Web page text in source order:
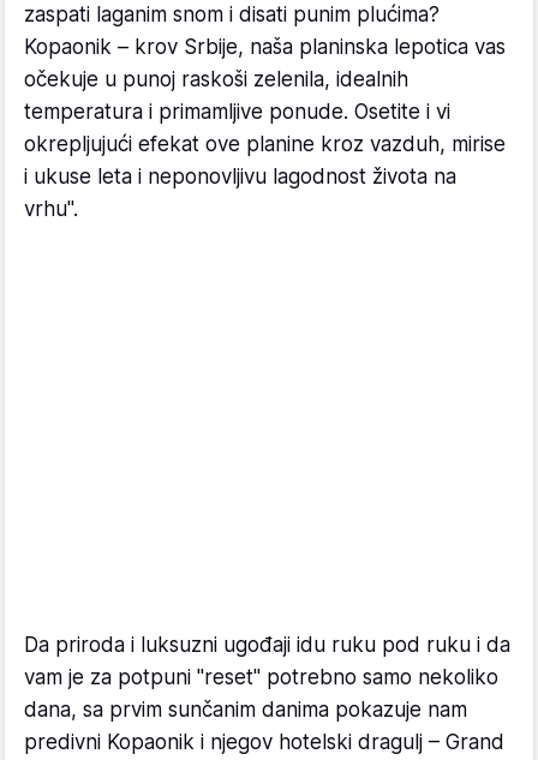
zaspati laganim snom i disati punim plućima?
Kopaonik – krov Srbije, naša planinska lepotica vas
očekuje u punoj raskoši zelenila, idealnih
temperatura i primamljive ponude. Osetite i vi
okrepljujući efekat ove planine kroz vazduh, mirise
i ukuse leta i neponovljivu lagodnost života na
vrhu".
Da priroda i luksuzni ugođaji idu ruku pod ruku i da
vam je za potpuni "reset" potrebno samo nekoliko
dana, sa prvim sunčanim danima pokazuje nam
predivni Kopaonik i njegov hotelski dragulj – Grand